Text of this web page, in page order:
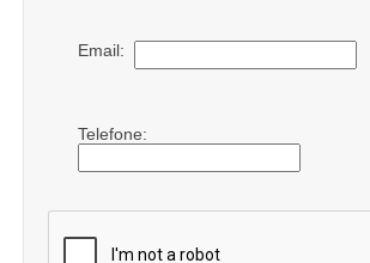
Email:
Telefone: